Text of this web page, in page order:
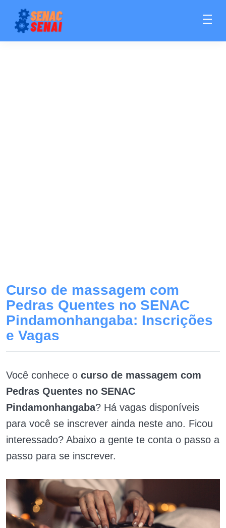
Curso de massagem com
Pedras Quentes no SENAC
Pindamonhangaba: Inscrições
e Vagas
Você conhece o curso de massagem com
Pedras Quentes no SENAC
Pindamonhangaba? Há vagas disponíveis
para você se inscrever ainda neste ano. Ficou
interessado? Abaixo a gente te conta o passo a
passo para se inscrever.